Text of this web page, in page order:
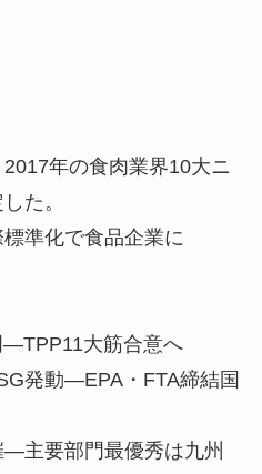
年の食肉業界10大ニ
た。
準化で食品企業に
大筋合意へ
発動—EPA・FTA締結国
要部門最優秀は九州